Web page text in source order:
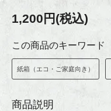
1,200円(税込)
この商品のキーワード
紙箱（エコ・ご家庭向き）
商品説明